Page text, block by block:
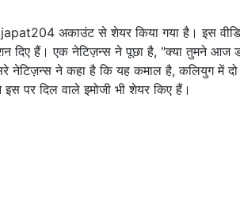
अकाउंट से शेयर किया गया है। इस
दिए हैं। एक नेटिज़न्स ने पूछा है, "क्या तुमने आज
नेटिज़न्स ने कहा है कि यह कमाल है, कलियुग में
इस पर दिल वाले इमोजी भी शेयर किए हैं।